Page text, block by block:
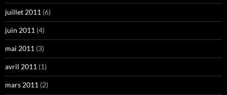
juillet 2011 (6)
juin 2011 (4)
mai 2011 (3)
avril 2011 (1)
mars 2011 (2)